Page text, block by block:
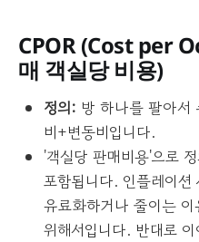
CPOR (Cost per
매 객실당 비용)
정의: 방 하나를 팔아서
비+변동비입니다.
'객실당 판매비용'으로
포함됩니다. 인플레이션
유료화하거나 줄이는
위해서입니다. 반대로